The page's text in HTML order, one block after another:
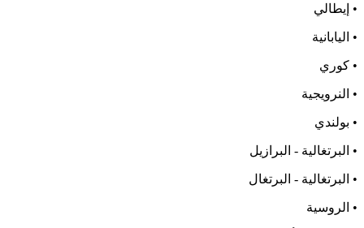
• إيطالي
• اليابانية
• كوري
• النرويجية
• بولندي
• البرتغالية - البرازيل
• البرتغالية - البرتغال
• الروسية